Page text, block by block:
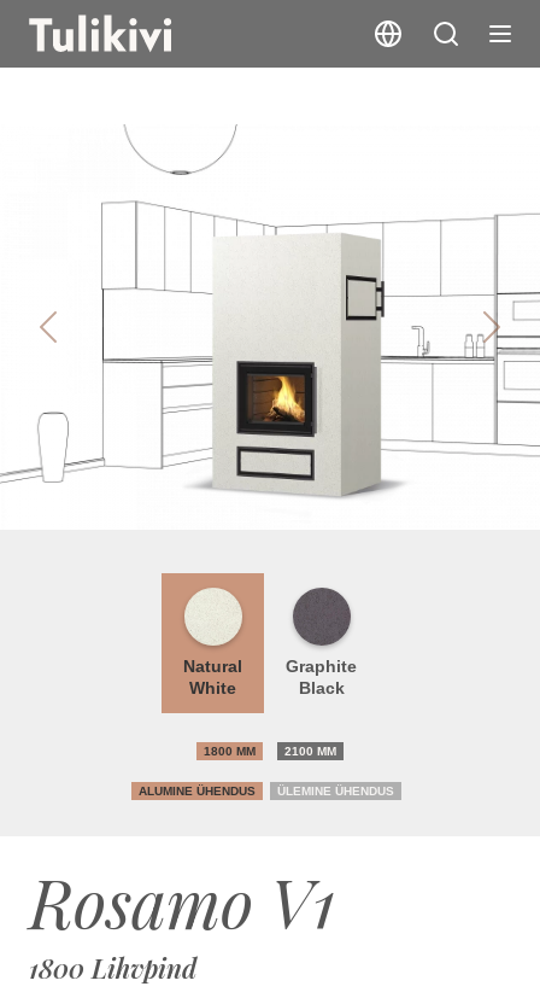
Rosamo V1
Previous Next
Rosamo V1
1800 Lihvpind
Natural
White
Graphite
Black
1800 MM 2100 MM
ALUMINE ÜHENDUS ÜLEMINE ÜHENDUS